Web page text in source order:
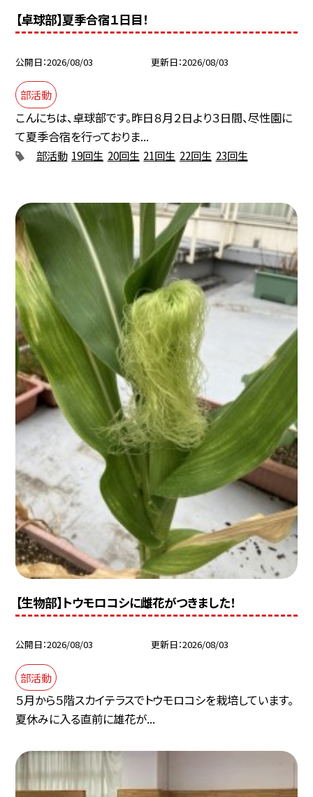
【卓球部】夏季合宿１日目！
公開日 2026/08/03 更新日 2026/08/03
部活動
こんにちは、卓球部です。昨日８月２日より３日間、尽性園に
て夏季合宿を行っておりま...
部活動 19回生 20回生 21回生 22回生 23回生
【生物部】トウモロコシに雌花がつきました！
公開日 2026/08/03 更新日 2026/08/03
部活動
５月から５階スカイテラスでトウモロコシを栽培しています。
夏休みに入る直前に雄花が...